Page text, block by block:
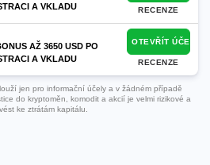
A VKLADU
RECENZE
AŽ 3650 USD PO
A VKLADU
OTEVŘÍT ÚČET
RECENZE
jen pro informační účely a v žádném případě
do kryptoměn, komodit a akcií je velmi rizikové a
ke ztrátám kapitálu.